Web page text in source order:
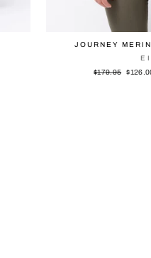
JOURNEY
Prix
$179.95
Prix